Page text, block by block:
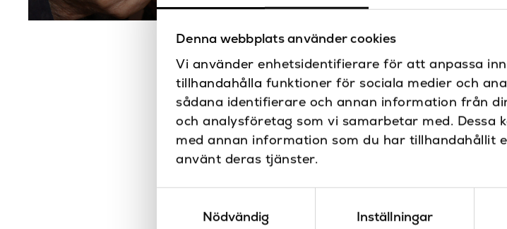
Denna webbplats använder cookies
Vi använder enhetsidentifierare för att anpassa
tillhandahålla funktioner för sociala medier och
sådana identifierare och annan information från
och analysföretag som vi samarbetar med. Dessa
med annan information som du har tillhandahållit
använt deras tjänster.
Nödvändig
Inställningar